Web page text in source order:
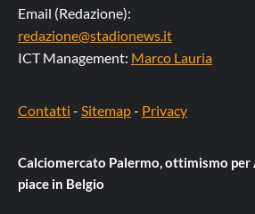
Email (Redazione):
redazione@stadionews.it
ICT Management: Marco Lauria
Contatti - Sitemap- Privacy
Calciomercato Palermo, ottimismo per
piace in Belgio